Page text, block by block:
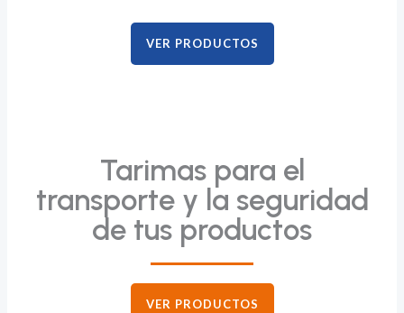
VER PRODUCTOS
Tarimas para el
transporte y la seguridad
de tus productos
VER PRODUCTOS